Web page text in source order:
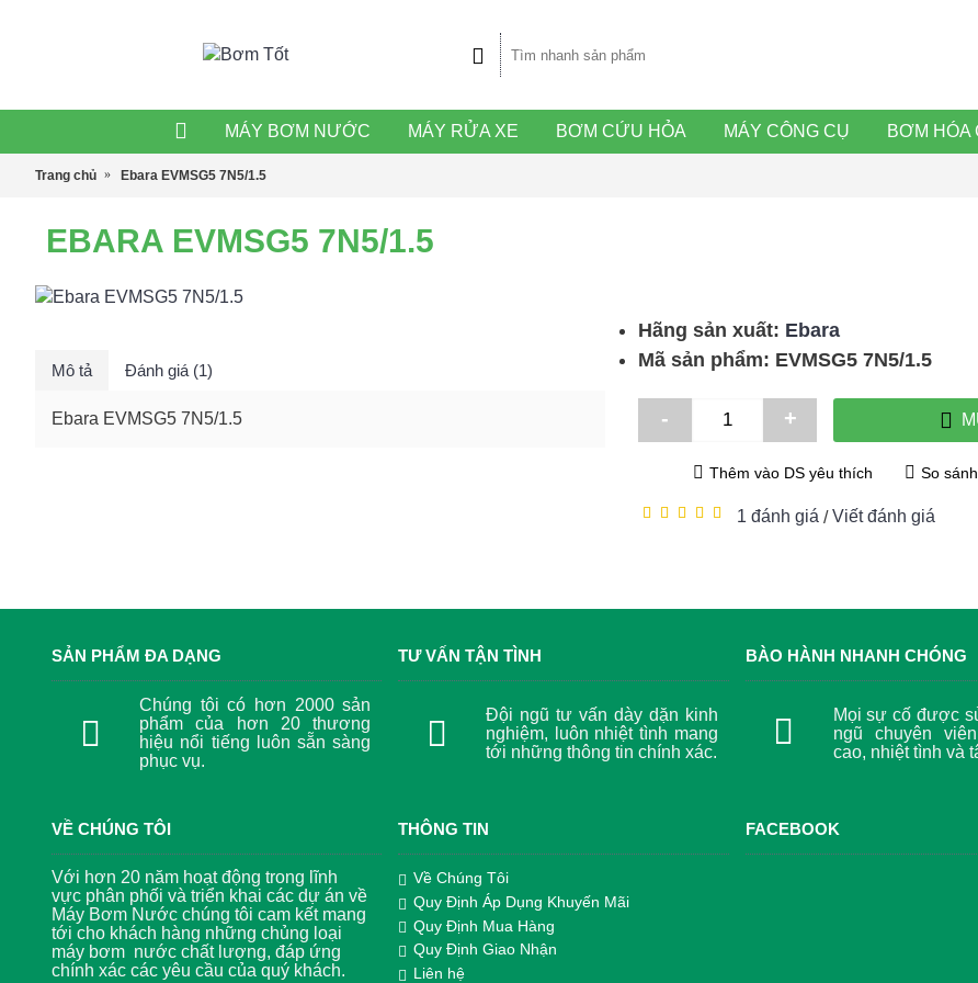
MÁY BƠM NƯỚC MÁY RỬA XE BƠM CỨU HỎA MÁY CÔNG CỤ BƠM HÓA
Trang chủ Ebara EVMSG5 7N5/1.5
EBARA EVMSG5 7N5/1.5
Mô tả Đánh giá (1)
Ebara EVMSG5 7N5/1.5
Hãng sản xuất: Ebara
Mã sản phẩm: EVMSG5 7N5/1.5
- +
Thêm vào DS yêu thích So
1 đánh giá /Viết đánh giá
SẢN PHẨM ĐA DẠNG
Chúng tôi có hơn 2000 sản
phẩm của hơn 20 thương
hiệu nổi tiếng luôn sẵn sàng
phục vụ.
TƯ VẤN TẬN TÌNH
Đội ngũ tư vấn dày dặn kinh
nghiệm, luôn nhiệt tình mang
tới những thông tin chính xác.
BÀO HÀNH NHANH CHÓNG
Mọi sự cố được
ngũ chuyên
cao, nhiệt tình và
VỀ CHÚNG TÔI
Với hơn 20 năm hoạt động trong lĩnh
vực phân phối và triển khai các dự án về
Máy Bơm Nước chúng tôi cam kết mang
tới cho khách hàng những chủng loại
máy bơm nước chất lượng, đáp ứng
chính xác các yêu cầu của quý khách.
THÔNG TIN
Về Chúng Tôi
Quy Định Áp Dụng Khuyến Mãi
Quy Định Mua Hàng
Quy Định Giao Nhận
Liên hệ
FACEBOOK